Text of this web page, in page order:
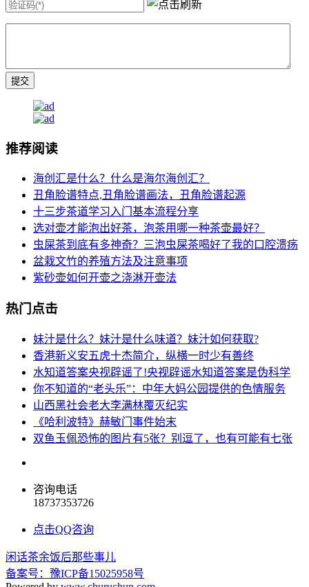
推荐阅读
海创汇是什么？什么是海尔海创汇？
丑角脸谱特点,丑角脸谱画法，丑角脸谱起源
十三步茶道学习入门基本流程分享
选对壶才能泡出好茶，泡茶用哪一种茶壶最好？
虫屎茶到底有多神奇？三泡虫屎茶喝好了我的口腔溃疡
盆栽文竹的养殖方法及注意事项
紫砂壶如何开壶之浇淋开壶法
热门点击
妹汁是什么？妹汁是什么味道？妹汁如何获取?
香港新义安五虎十杰简介，纵横一时少有善终
水知道答案央视辟谣了!央视辟谣水知道答案是伪科学
你不知道的“老头乐”：中年大妈公园提供的色情服务
山西黑社会老大李满林覆灭纪实
《哈利波特》赫敏门事件始末
双鱼玉佩恐怖的图片有5张？别逗了，也有可能有七张
咨询电话
18737353726
点击QQ咨询
闲话茶余饭后那些事儿
备案号：豫ICP备15025958号